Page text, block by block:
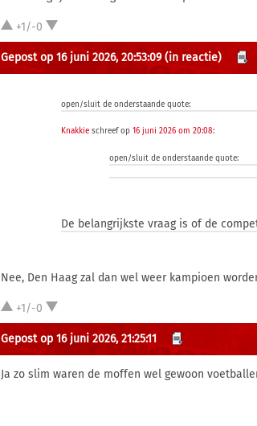
+1/-0
Gepost op 16 juni 2026, 20:53:09 (in reactie)
open/sluit de onderstaande quote:
Knakkie schreef op16 juni 2026 om 20:08:
open/sluit de onderstaande quote:
De belangrijkste vraag is of de
Nee, Den Haag zal dan wel weer kampioen
+1/-0
Gepost op 16 juni 2026, 21:25:11
Ja zo slim waren de moffen wel gewoon